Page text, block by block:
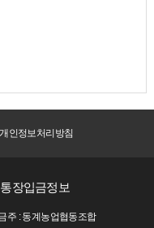
개인정보처리방침
장입금정보
주 : 동계농업협동조합